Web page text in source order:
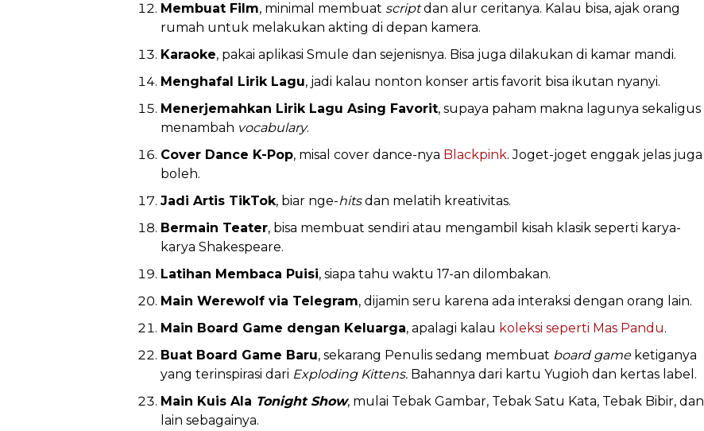
Membuat Film, minimal membuat scriptdan alur ceritanya. Kalau bisa, ajak orang
rumah untuk melakukan akting di depan kamera.
Karaoke, pakai aplikasi Smule dan sejenisnya. Bisa juga dilakukan di kamar mandi.
Menghafal Lirik Lagu, jadi kalau nonton konser artis favorit bisa ikutan nyanyi.
Menerjemahkan Lirik Lagu Asing Favorit, supaya paham makna lagunya sekaligus
menambah vocabulary.
Cover Dance K-Pop, misal cover dance-nya Blackpink. Joget-joget enggak jelas juga
boleh.
Jadi Artis TikTok, biar nge-hitsdan melatih kreativitas.
Bermain Teater, bisa membuat sendiri atau mengambil kisah klasik seperti karya-
karya Shakespeare.
Latihan Membaca Puisi, siapa tahu waktu 17-an dilombakan.
Main Werewolf via Telegram, dijamin seru karena ada interaksi dengan orang lain.
Main Board Game dengan Keluarga, apalagi kalau koleksi seperti Mas Pandu.
Buat Board Game Baru, sekarang Penulis sedang membuat board game ketiganya
yang terinspirasi dari Exploding Kittens. Bahannya dari kartu Yugioh dan kertas label.
Main Kuis Ala Tonight Show, mulai Tebak Gambar, Tebak Satu Kata, Tebak Bibir, dan
lain sebagainya.